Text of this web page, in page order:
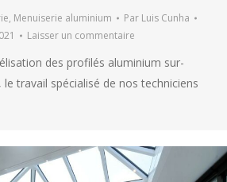
, Menuiserie aluminium Par Luis Cunha
Laisser un commentaire
des profilés aluminium sur-
le travail spécialisé de nos techniciens